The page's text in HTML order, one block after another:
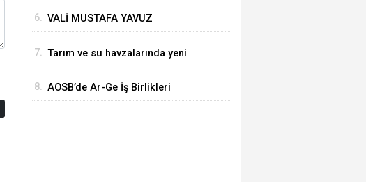
6. VALİ MUSTAFA YAVUZ
ETTİ
7. Tarım ve su havzalarında yeni
değişiklikleri 'Resmi'leşti
8. AOSB’de Ar-Ge İş Birlikleri